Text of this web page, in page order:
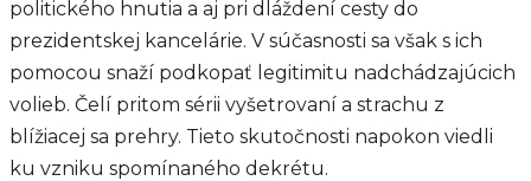
politického hnutia a aj pri dláždení cesty do
prezidentskej kancelárie. V súčasnosti sa však s ich
pomocou snaží podkopať legitimitu nadchádzajúcich
volieb. Čelí pritom sérii vyšetrovaní a strachu z
blížiacej sa prehry. Tieto skutočnosti napokon viedli
ku vzniku spomínaného dekrétu.